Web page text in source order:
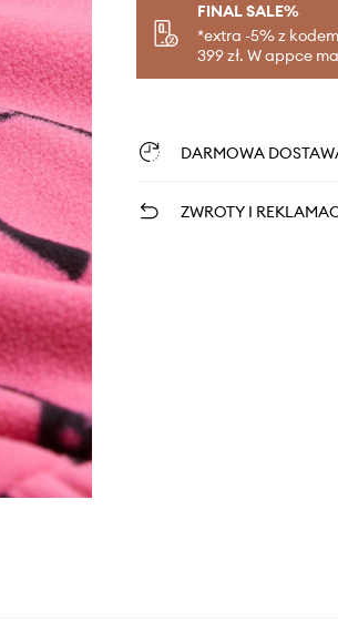
FINAL SALE%
*extra -5% z
399 zł. W appce
DARMOWA
ZWROTY I